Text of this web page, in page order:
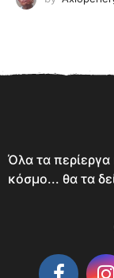
Όλα τα
κόσμο... θα τα